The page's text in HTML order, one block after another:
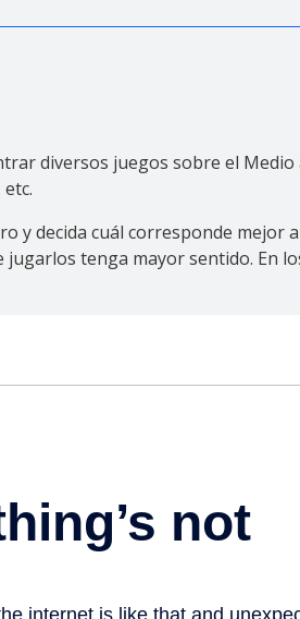
diversos juegos sobre el
y decida cuál corresponde
tenga mayor sentido. En